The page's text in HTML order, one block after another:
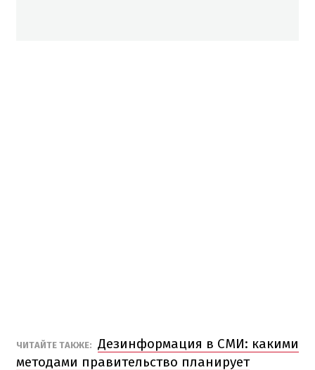
ЧИТАЙТЕ ТАКЖЕ: Дезинформация в СМИ: какими
методами правительство планирует